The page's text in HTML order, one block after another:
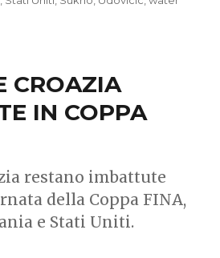
CROAZIA
IN COPPA
restano imbattute
della Coppa FINA,
e Stati Uniti.